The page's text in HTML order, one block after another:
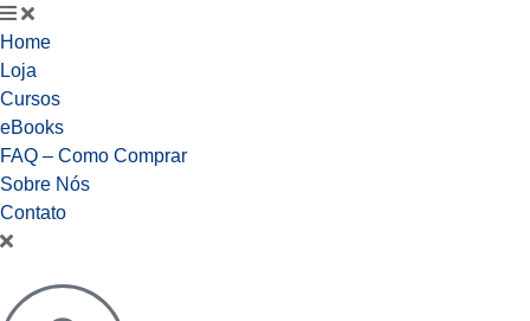
Home
Loja
Cursos
eBooks
FAQ – Como Comprar
Sobre Nós
Contato